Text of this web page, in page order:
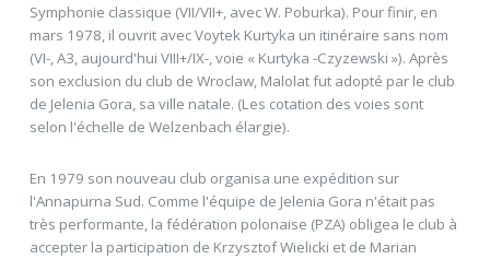
Symphonie classique (VII/VII+, avec W. Poburka). Pour finir, en
mars 1978, il ouvrit avec Voytek Kurtyka un itinéraire sans nom
(VI-, A3, aujourd'hui VIII+/IX-, voie « Kurtyka -Czyzewski »). Après
son exclusion du club de Wroclaw, Malolat fut adopté par le club
de Jelenia Gora, sa ville natale. (Les cotation des voies sont
selon l'échelle de Welzenbach élargie).
En 1979 son nouveau club organisa une expédition sur
l'Annapurna Sud. Comme l'équipe de Jelenia Gora n'était pas
très performante, la fédération polonaise (PZA) obligea le club à
accepter la participation de Krzysztof Wielicki et de Marian